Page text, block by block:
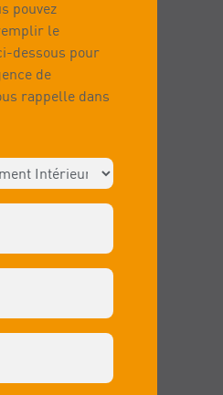
pouvez
le
dessous pour
de
rappelle dans